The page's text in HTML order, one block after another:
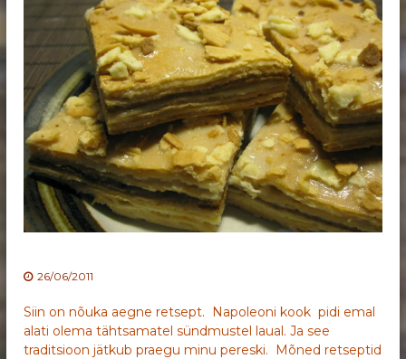
26/06/2011
Siin on nõuka aegne retsept. Napoleoni kook pidi emal
alati olema tähtsamatel sündmustel laual. Ja see
traditsioon jätkub praegu minu pereski. Mõned retseptid